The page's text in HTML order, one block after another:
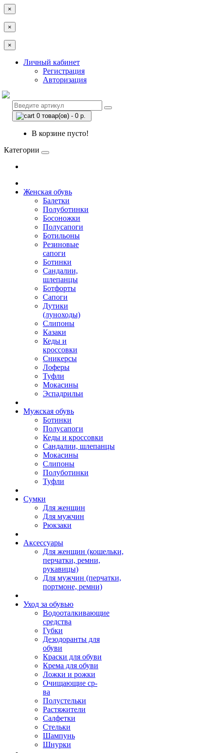
×
×
×
Личный кабинет
Регистрация
Авторизация
0 товар(ов) - 0 р.
В корзине пусто!
Категории
Женская обувь
Балетки
Полуботинки
Босоножки
Полусапоги
Ботильоны
Резиновые
сапоги
Ботинки
Сандалии,
шлепанцы
Ботфорты
Сапоги
Дутики
(луноходы)
Слипоны
Казаки
Кеды и
кроссовки
Сникерсы
Лоферы
Туфли
Мокасины
Эспадрильи
Мужская обувь
Ботинки
Полусапоги
Кеды и кроссовки
Сандалии, шлепанцы
Мокасины
Слипоны
Полуботинки
Туфли
Сумки
Для женщин
Для мужчин
Рюкзаки
Аксессуары
Для женщин (кошельки,
перчатки, ремни,
рукавицы)
Для мужчин (перчатки,
портмоне, ремни)
Уход за обувью
Водооталкивающие
средства
Губки
Дезодоранты для
обуви
Краски для обуви
Крема для обуви
Ложки и рожки
Очищающие ср-
ва
Полустельки
Растяжители
Салфетки
Стельки
Шампунь
Шнурки